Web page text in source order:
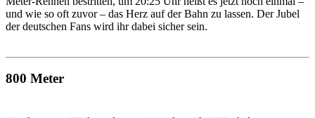
und wie so oft zuvor – das Herz auf der Bahn zu lassen. Der Jubel
der deutschen Fans wird ihr dabei sicher sein.
800 Meter